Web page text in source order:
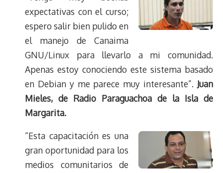
expectativas con el curso;
espero salir bien pulido en
el manejo de Canaima
GNU/Linux para llevarlo a mi comunidad.
Apenas estoy conociendo este sistema basado
en Debian y me parece muy interesante”. Juan
Mieles, de Radio Paraguachoa de la Isla de
Margarita.
“Esta capacitación es una
gran oportunidad para los
medios comunitarios de